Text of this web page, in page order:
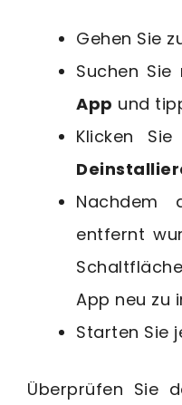
Gehen Sie
Suchen
App und
Klicken
entfernt
Schaltfläche
App neu zu
Starten Sie
Überprüfen Sie